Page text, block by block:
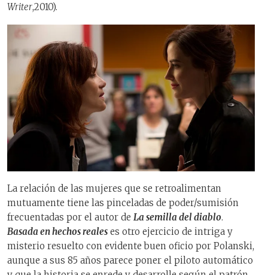
Writer,2010).
La relación de las mujeres que se retroalimentan
mutuamente tiene las pinceladas de poder/sumisión
frecuentadas por el autor de La semilla del diablo.
Basada en hechos reales es otro ejercicio de intriga y
misterio resuelto con evidente buen oficio por Polanski,
aunque a sus 85 años parece poner el piloto automático